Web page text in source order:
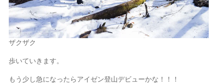
ザクザク
歩いていきます。
もう少し急になったらアイゼン登山デビューかな！！！